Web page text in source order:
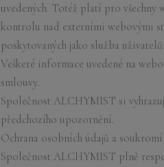
uvedených. Totéž platí pro všechny
kontrolu nad externími webovými
poskytovaných jako služba
Veškeré informace uvedené na
smlouvy.
Společnost ALCHYMIST si
předchozího upozornění.
Ochrana osobních údajů a soukromí
Společnost ALCHYMIST plně